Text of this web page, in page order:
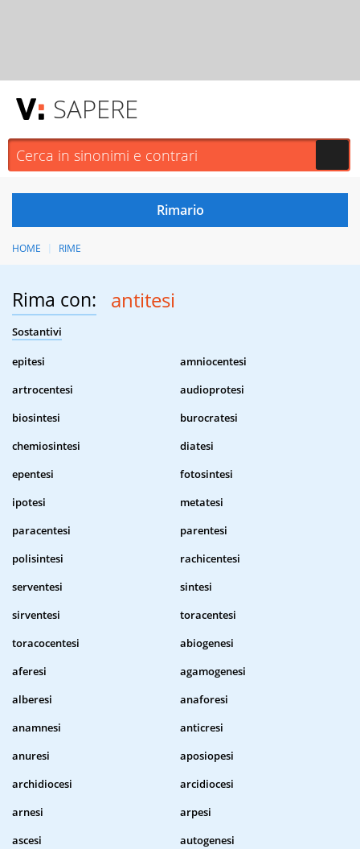
SAPERE
HOME RIME
Rima con: antitesi
Sostantivi
epitesi
amniocentesi
artrocentesi
audioprotesi
biosintesi
burocratesi
chemiosintesi
diatesi
epentesi
fotosintesi
ipotesi
metatesi
paracentesi
parentesi
polisintesi
rachicentesi
serventesi
sintesi
sirventesi
toracentesi
toracocentesi
abiogenesi
aferesi
agamogenesi
alberesi
anaforesi
anamnesi
anticresi
anuresi
aposiopesi
archidiocesi
arcidiocesi
arnesi
arpesi
ascesi
autogenesi